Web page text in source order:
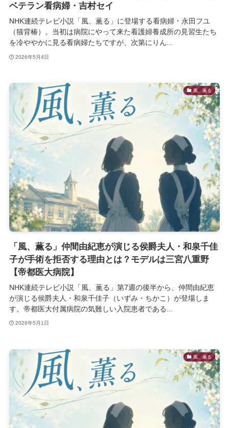
ベテラン看病婦・吉村セイ
NHK連続テレビ小説「風、薫る」に登場する看病婦・永田フユ
（猫背椿）。当初は病院にやって来た看護婦養成所の見習生たち
を冷ややかに見る看病婦たちですが、次第にりん...
2026年5月4日
風、薫る
「風、薫る」仲間由紀恵が演じる侯爵夫人・和泉千佳
子が手術を拒否する理由とは？モデルは三宮八重野
【帝都医大病院】
NHK連続テレビ小説「風、薫る」第7週の後半から、仲間由紀恵
が演じる侯爵夫人・和泉千佳子（いずみ・ちかこ）が登場しま
す。帝都医大付属病院の気難しい入院患者である...
2026年5月1日
風、薫る